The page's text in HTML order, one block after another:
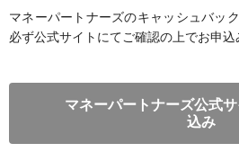
マネーパートナーズのキャッシュバッ
必ず公式サイトにてご確認の上でお申込
マネーパートナーズ公式
込み